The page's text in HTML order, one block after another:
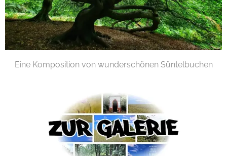
Eine Komposition von wunderschönen Süntelbuchen